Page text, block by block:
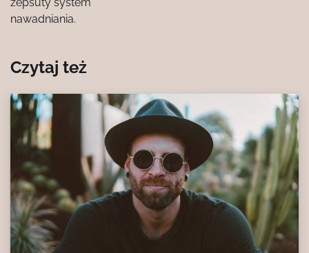
nawadniania.
Czytaj też